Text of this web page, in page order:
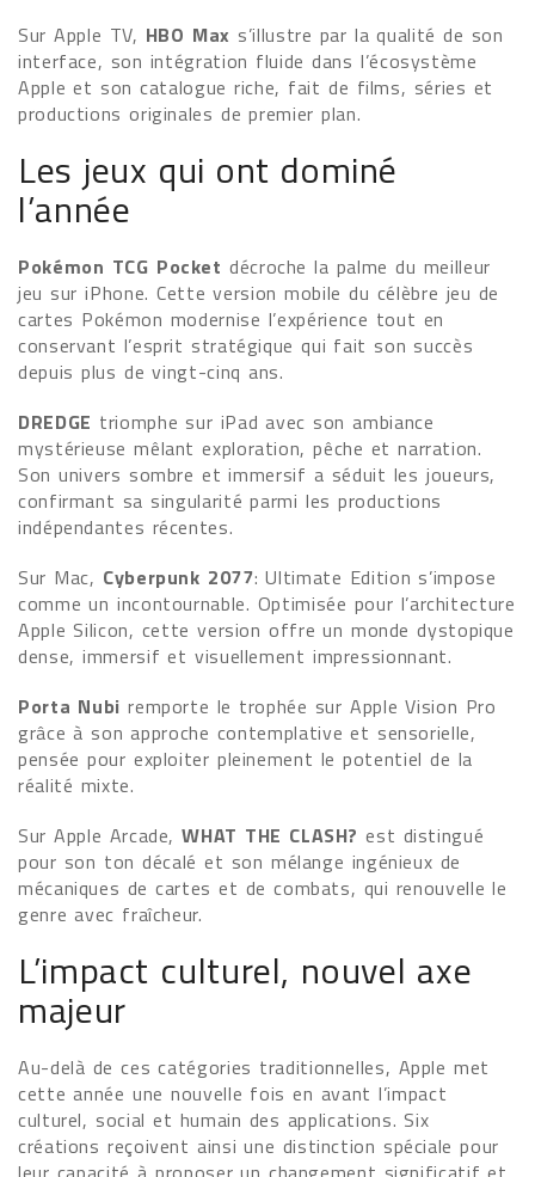
Sur Apple TV, HBO Max s’illustre par la qualité de son
interface, son intégration fluide dans l’écosystème
Apple et son catalogue riche, fait de films, séries et
productions originales de premier plan.
Les jeux qui ont dominé
l’année
Pokémon TCG Pocket décroche la palme du meilleur
jeu sur iPhone. Cette version mobile du célèbre jeu de
cartes Pokémon modernise l’expérience tout en
conservant l’esprit stratégique qui fait son succès
depuis plus de vingt-cinq ans.
DREDGE triomphe sur iPad avec son ambiance
mystérieuse mêlant exploration, pêche et narration.
Son univers sombre et immersif a séduit les joueurs,
confirmant sa singularité parmi les productions
indépendantes récentes.
Sur Mac, Cyberpunk 2077: Ultimate Edition s’impose
comme un incontournable. Optimisée pour l’architecture
Apple Silicon, cette version offre un monde dystopique
dense, immersif et visuellement impressionnant.
Porta Nubi remporte le trophée sur Apple Vision Pro
grâce à son approche contemplative et sensorielle,
pensée pour exploiter pleinement le potentiel de la
réalité mixte.
Sur Apple Arcade,WHAT THE CLASH? est distingué
pour son ton décalé et son mélange ingénieux de
mécaniques de cartes et de combats, qui renouvelle le
genre avec fraîcheur.
L’impact culturel, nouvel axe
majeur
Au-delà de ces catégories traditionnelles, Apple met
cette année une nouvelle fois en avant l’impact
culturel, social et humain des applications. Six
créations reçoivent ainsi une distinction spéciale pour